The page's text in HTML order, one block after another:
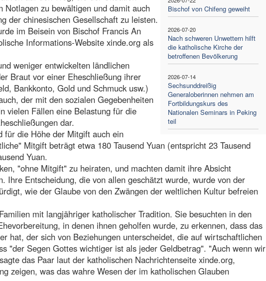
Bischof von Chifeng geweiht
2026-07-20
Nach schweren Unwettern hilft
die katholische Kirche der
betroffenen Bevölkerung
2026-07-14
Sechsunddreißig
Generaloberinnen nehmen am
Fortbildungskurs des
Nationalen Seminars in Peking
teil
Notlagen zu bewältigen und damit auch
der chinesischen Gesellschaft zu leisten.
im Beisein von Bischof Francis An
Informations-Website xinde.org als
weniger entwickelten ländlichen
Braut vor einer Eheschließung ihrer
Bankkonto, Gold und Schmuck usw.)
der mit den sozialen Gegebenheiten
vielen Fällen eine Belastung für die
dar.
für die Höhe der Mitgift auch ein
Mitgift beträgt etwa 180 Tausend Yuan (entspricht 23 Tausend
Yuan.
"ohne Mitgift" zu heiraten, und machten damit ihre Absicht
Ihre Entscheidung, die von allen geschätzt wurde, wurde von der
wie der Glaube von den Zwängen der weltlichen Kultur befreien
mit langjähriger katholischer Tradition. Sie besuchten in den
in denen ihnen geholfen wurde, zu erkennen, dass das
hat, der sich von Beziehungen unterscheidet, die auf wirtschaftlichen
"der Segen Gottes wichtiger ist als jeder Geldbetrag". "Auch wenn wir
das Paar laut der katholischen Nachrichtenseite xinde.org,
zeigen, was das wahre Wesen der im katholischen Glauben